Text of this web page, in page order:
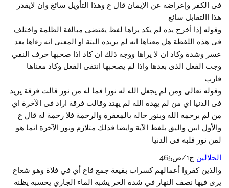
فى الكفر وإعراضه عن الإيمان قال ع وهذا التأويل سائغ وان لايقدر
هذا االتقابل سائغ
وقوله إذا أخرج يده لم يكد يراها لفظ يقتضى مبالغة الظلمة واختلف
فى هذه اللفظة هل معناها انه لم يريده البتة او المعنى انه رءاها بعد
عسر وشدة وكاد ان لا يراها ووجه ذلك ان كاد اذا صحبها حرف النفي
وجب الفعل الذى بعدها واذا لم يصحبها انتفى الفعل وكاد معناها
قارب
وقوله تعالى ومن لم يجعل الله له نورا فما له من نور قالت فرقة يريد
فى الدنيا اي من لم يهده الله لم يهتد وقالت فرقة اراد فى الآخرة اي
من لم يرحمه الله وينور حاله بالمغفرة والرحمة فلا رحمة له قال ع
والأول ابين واليق بلفظ الآية وايضا فذلك متلازم ونور الآخرة انما هو
لمن نور قلبه فى الدنيا
الجلالين ج1/ص465
والذين كفروا أعمالهم كسراب بقيعة جمع قاع أي في فلاة وهو شعاع
يرى فيها نصف النهار في شدة الحر يشبه الماء الجاري يحسبه يظنه